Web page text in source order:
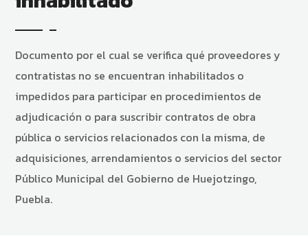
Documento por el cual se verifica qué proveedores y
contratistas no se encuentran inhabilitados o
impedidos para participar en procedimientos de
adjudicación o para suscribir contratos de obra
pública o servicios relacionados con la misma, de
adquisiciones, arrendamientos o servicios del sector
Público Municipal del Gobierno de Huejotzingo,
Puebla.